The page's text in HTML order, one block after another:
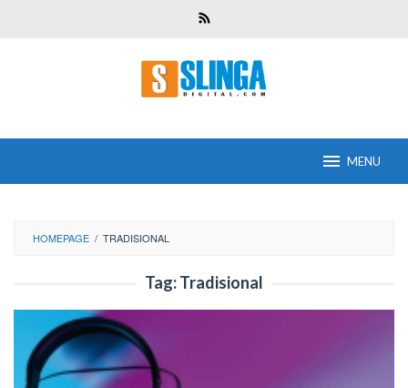
MENU
HOMEPAGE / TRADISIONAL
Tag:Tradisional